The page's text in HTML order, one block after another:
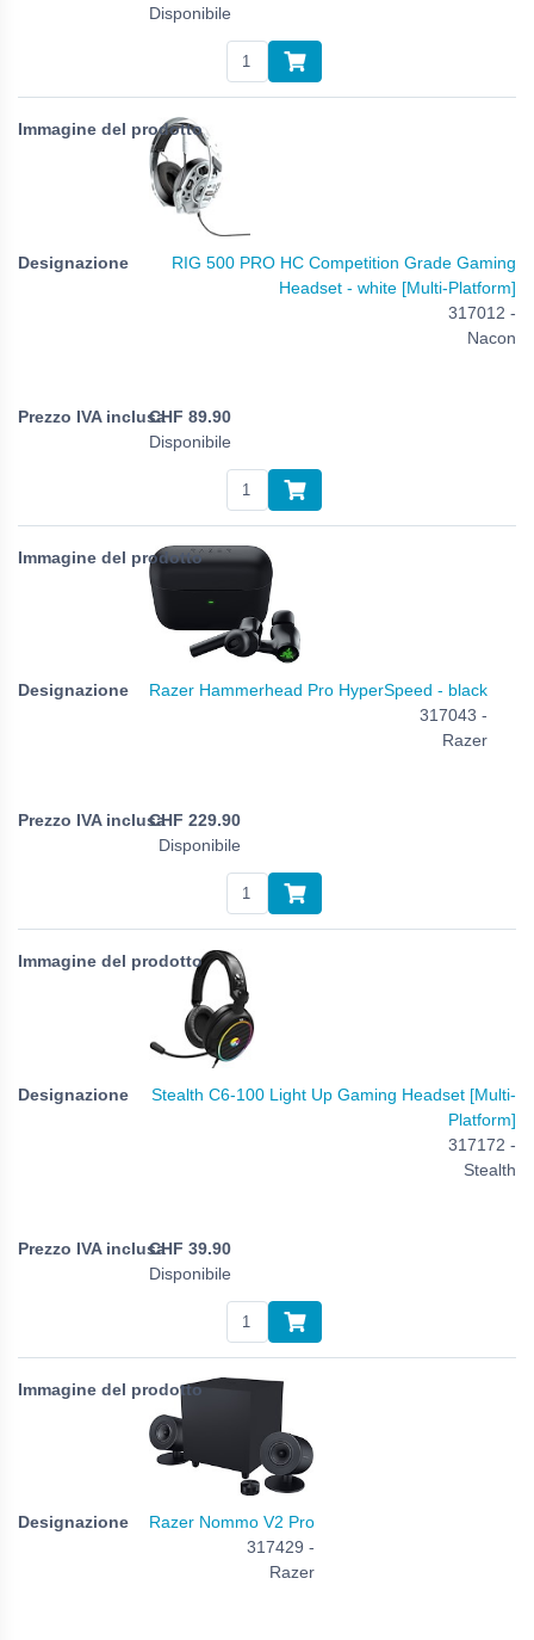
Disponibile
RIG 500 PRO HC Competition Grade Gaming
Headset - white [Multi-Platform]
317012 -
Nacon
CHF 89.90
Disponibile
Razer Hammerhead Pro HyperSpeed - black
317043 -
Razer
CHF 229.90
Disponibile
Stealth C6-100 Light Up Gaming Headset [Multi-
Platform]
317172 -
Stealth
CHF 39.90
Disponibile
Razer Nommo V2 Pro
317429 -
Razer